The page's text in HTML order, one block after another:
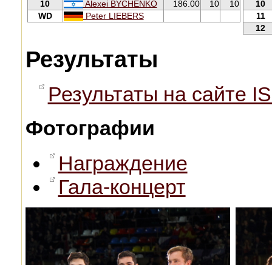
10 Alexei BYCHENKO 186.00 10
10
WD
Peter LIEBERS
10
11
12
Результаты
Результаты на сайте
Фотографии
Награждение
Гала-концерт